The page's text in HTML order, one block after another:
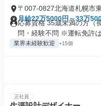
〒007-0827北海道札幌市
月給22万5000円～33万
応募資格 35歳未満の方（
問・経験不問 ※運転免許は
業界未経験歓迎 +15個
正社員